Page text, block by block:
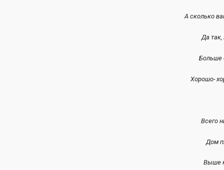
А сколько
Да так,
Больше
Хорошо-
Всего
Дом
Выше